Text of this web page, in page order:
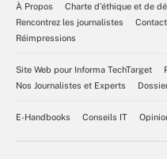
À Propos
Charte d’éthique et de
Rencontrez les journalistes
Réimpressions
Site Web pour Informa TechTarget
Nos Journalistes et Experts
E-Handbooks Conseils IT